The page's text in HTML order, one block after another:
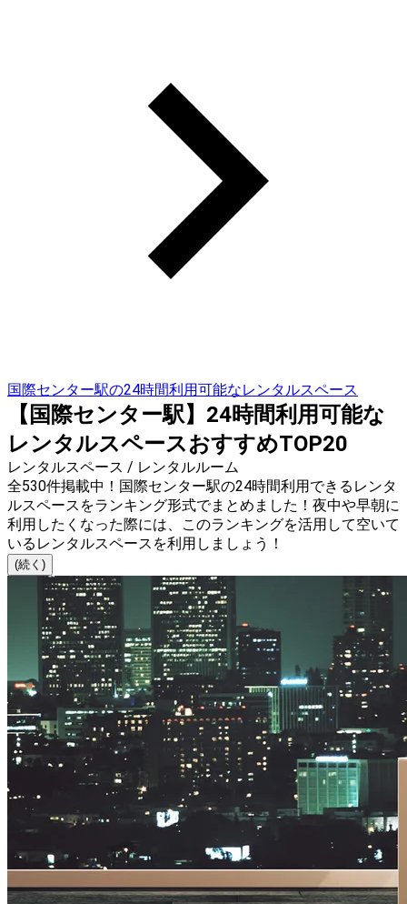
国際センター駅の24時間利用可能なレンタルスペース
【国際センター駅】24時間利用可能な
レンタルスペースおすすめTOP20
レンタルスペース / レンタルルーム
全530件掲載中！国際センター駅の24時間利用できるレンタ
ルスペースをランキング形式でまとめました！夜中や早朝に
利用したくなった際には、このランキングを活用して空いて
いるレンタルスペースを利用しましょう！
(続く)